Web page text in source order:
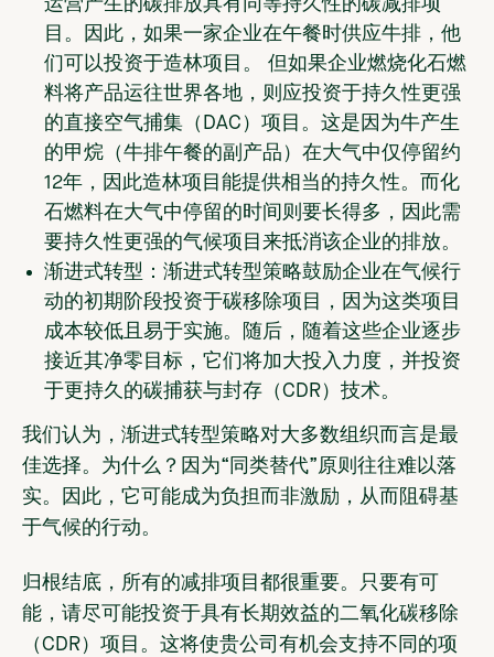
运营产生的碳排放具有同等持久性的碳减排项
目。因此，如果一家企业在午餐时供应牛排，他
们可以投资于造林项目。 但如果企业燃烧化石燃
料将产品运往世界各地，则应投资于持久性更强
的直接空气捕集（DAC）项目。这是因为牛产生
的甲烷（牛排午餐的副产品）在大气中仅停留约
12年，因此造林项目能提供相当的持久性。而化
石燃料在大气中停留的时间则要长得多，因此需
要持久性更强的气候项目来抵消该企业的排放。
渐进式转型： 渐进式转型策略鼓励企业在气候行
动的初期阶段投资于碳移除项目，因为这类项目
成本较低且易于实施。随后，随着这些企业逐步
接近其净零目标，它们将加大投入力度，并投资
于更持久的碳捕获与封存（CDR）技术。
我们认为，渐进式转型策略对大多数组织而言是最
佳选择。为什么？因为“同类替代”原则往往难以落
实。因此，它可能成为负担而非激励，从而阻碍基
于气候的行动。
归根结底，所有的减排项目都很重要。只要有可
能，请尽可能投资于具有长期效益的二氧化碳移除
（CDR）项目。这将使贵公司有机会支持不同的项